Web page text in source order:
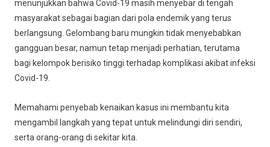
menunjukkan bahwa Covid-19 masih menyebar di tengah
masyarakat sebagai bagian dari pola endemik yang terus
berlangsung. Gelombang baru mungkin tidak menyebabkan
gangguan besar, namun tetap menjadi perhatian, terutama
bagi kelompok berisiko tinggi terhadap komplikasi akibat infeksi
Covid-19.
Memahami penyebab kenaikan kasus ini membantu kita
mengambil langkah yang tepat untuk melindungi diri sendiri,
serta orang-orang di sekitar kita.